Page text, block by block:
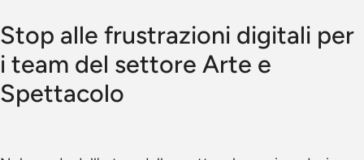
Stop alle frustrazioni digitali per
i team del settore Arte e
Spettacolo